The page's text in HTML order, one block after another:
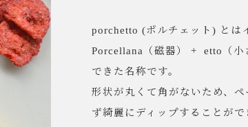
porchetto (ポルチェット) とは
Porcellana（磁器） + etto（小
できた名称です。
形状が丸くて角がないため、ペ
ず綺麗にディップすることが